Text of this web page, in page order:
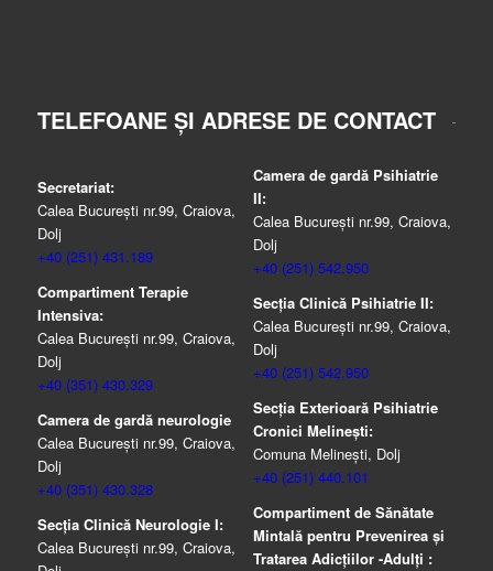
TELEFOANE ȘI ADRESE DE CONTACT
Secretariat:
Calea București nr.99, Craiova,
Dolj
+40 (251) 431.189
Compartiment Terapie
Intensiva:
Calea București nr.99, Craiova,
Dolj
+40 (351) 430.329
Camera de gardă neurologie
Calea București nr.99, Craiova,
Dolj
+40 (351) 430.328
Secția Clinică Neurologie I:
Calea București nr.99, Craiova,
Camera de gardă Psihiatrie
II:
Calea București nr.99, Craiova,
Dolj
+40 (251) 542.950
Secția Clinică Psihiatrie II:
Calea București nr.99, Craiova,
Dolj
+40 (251) 542.950
Secția Exterioară Psihiatrie
Cronici Melinești:
Comuna Melinești, Dolj
+40 (251) 440.101
Compartiment de Sănătate
Mintală pentru Prevenirea şi
Tratarea Adicţiilor -Adulţi :